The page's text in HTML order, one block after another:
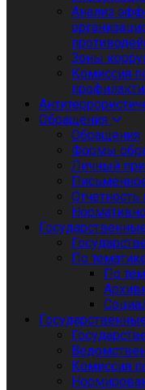
Анализ
Зоны
Комиссия
Обращения
Обращения
Формы
Личный
По
По
Комиссия